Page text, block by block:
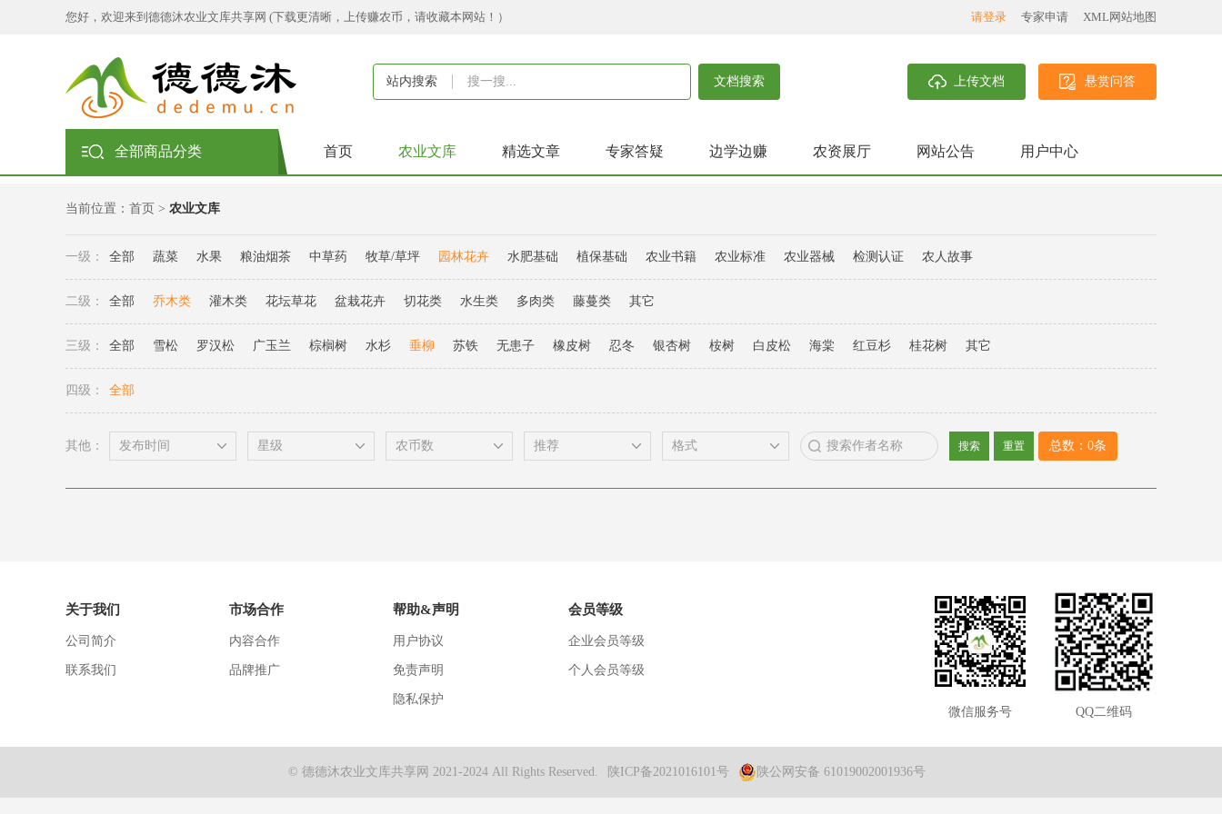
您好，欢迎来到德德沐农业文库共享网 (下载更清晰，上传赚农币，请收藏本网站！） 请登录 专家申请 XML网站地图
站内搜索 文档搜索 上传文档 悬赏问答
全部商品分类 首页 农业文库 精选文章 专家答疑 边学边赚 农资展厅 网站公告 用户中心
当前位置： 首页 > 农业文库
一级： 全部 蔬菜 水果 粮油烟茶 中草药 牧草/草坪 园林花卉 水肥基础 植保基础 农业书籍 农业标准 农业器械 检测认证 农人故事
二级： 全部 乔木类 灌木类 花坛草花 盆栽花卉 切花类 水生类 多肉类 藤蔓类 其它
三级： 全部 雪松 罗汉松 广玉兰 棕榈树 水杉 垂柳 苏铁 无患子 橡皮树 忍冬 银杏树 桉树 白皮松 海棠 红豆杉 桂花树 其它
四级： 全部
其他： 搜索 重置 总数：0条
关于我们
公司简介
联系我们
市场合作
内容合作
品牌推广
帮助&声明
用户协议
免责声明
隐私保护
会员等级
企业会员等级
个人会员等级
微信服务号 QQ二维码
© 德德沐农业文库共享网 2021-2024 All Rights Reserved. 陕ICP备2021016101号 陕公网安备 61019002001936号